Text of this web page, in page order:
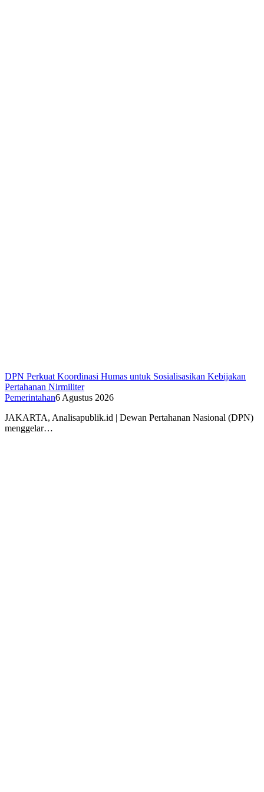
DPN Perkuat Koordinasi Humas untuk Sosialisasikan Kebijakan
Pertahanan Nirmiliter
Pemerintahan6 Agustus 2026
JAKARTA, Analisapublik.id | Dewan Pertahanan Nasional (DPN)
menggelar…